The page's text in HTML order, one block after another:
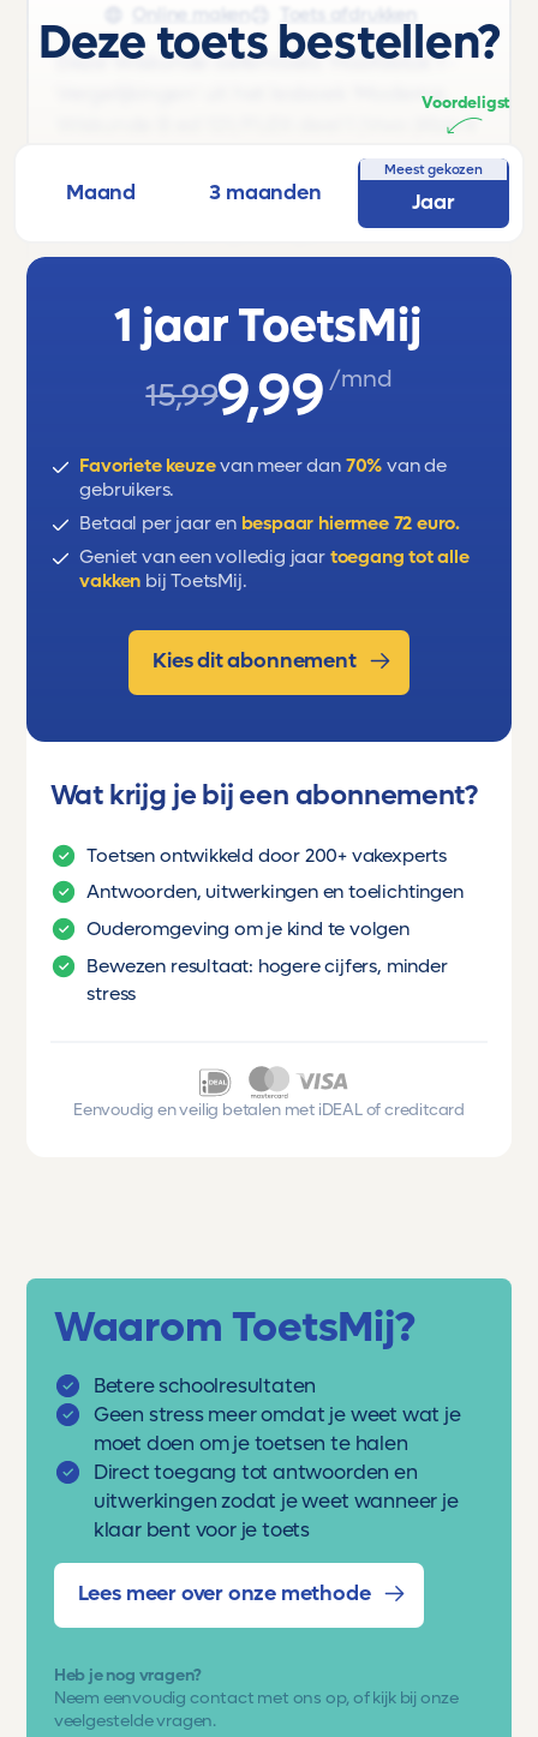
Online maken Toets afdrukken
Deze Wiskunde oefentoets 'Hoofdstuk 1 -
Vergelijkingen' uit het lesboek 'Moderne
Wiskunde B ed 12.1/FLEX deel 1 |Vwo |Klas 4
12.1' is voor leerlingen uit Klas 4 van Vwo.
Onderwerpen: lineaire vergelijkingen,
vergelijkingen, herleiden, parameters.
Examendomein: B – Functies, grafieken en
vergelijkingen.
Deze toets bestellen?
Maand 3 maanden
Meest gekozen
Jaar
Voordeligst
1 jaar ToetsMij
15,999,99 /mnd
Favoriete keuzevan meer dan 70% van de
gebruikers.
Betaal per jaar en bespaar hiermee 72 euro.
Geniet van een volledig jaar toegang tot alle
vakken bij ToetsMij.
Kies dit abonnement
Wat krijg je bij een abonnement?
Toetsen ontwikkeld door 200+ vakexperts
Antwoorden, uitwerkingen en toelichtingen
Ouderomgeving om je kind te volgen
Bewezen resultaat: hogere cijfers, minder
stress
Eenvoudig en veilig betalen met iDEAL of creditcard
Waarom ToetsMij?
Betere schoolresultaten
Geen stress meer omdat je weet wat je
moet doen om je toetsen te halen
Direct toegang tot antwoorden en
uitwerkingen zodat je weet wanneer je
klaar bent voor je toets
Lees meer over onze methode
Heb je nog vragen?
Neem eenvoudig contact met ons op, of kijk bij onze
veelgestelde vragen.